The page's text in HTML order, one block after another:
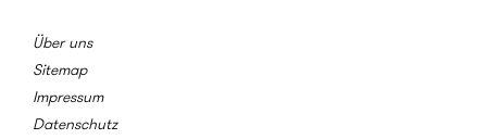
Über uns
Sitemap
Impressum
Datenschutz